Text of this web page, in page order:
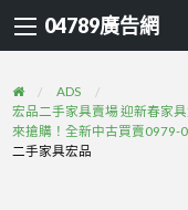
04789廣告網
ADS
宏品二手家具賣場 迎新春家
來搶購！全新中古買賣0979-
二手家具宏品